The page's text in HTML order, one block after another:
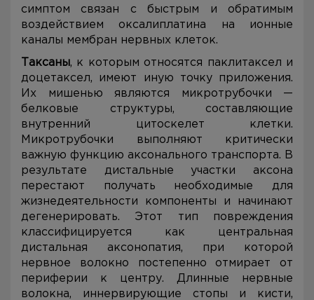
симптом связан с быстрым и обратимым
воздействием оксалиплатина на ионные
каналы мембран нервных клеток.
Таксаны, к которым относятся паклитаксел и
доцетаксел, имеют иную точку приложения.
Их мишенью являются микротрубочки —
белковые структуры, составляющие
внутренний цитоскелет клетки.
Микротрубочки выполняют критически
важную функцию аксонального транспорта. В
результате дистальные участки аксона
перестают получать необходимые для
жизнедеятельности компоненты и начинают
дегенерировать. Этот тип повреждения
классифицируется как центральная
дистальная аксонопатия, при которой
нервное волокно постепенно отмирает от
периферии к центру. Длинные нервные
волокна, иннервирующие стопы и кисти,